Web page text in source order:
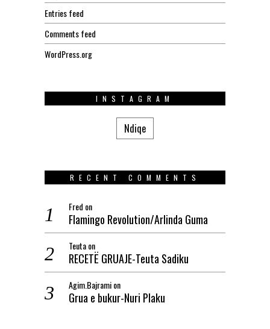
Entries feed
Comments feed
WordPress.org
INSTAGRAM
Ndiqe
RECENT COMMENTS
Fred on
Flamingo Revolution/Arlinda Guma
Teutaon
RECETË GRUAJE-Teuta Sadiku
Agim.Bajramion
Grua e bukur-Nuri Plaku